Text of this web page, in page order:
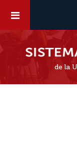
de la